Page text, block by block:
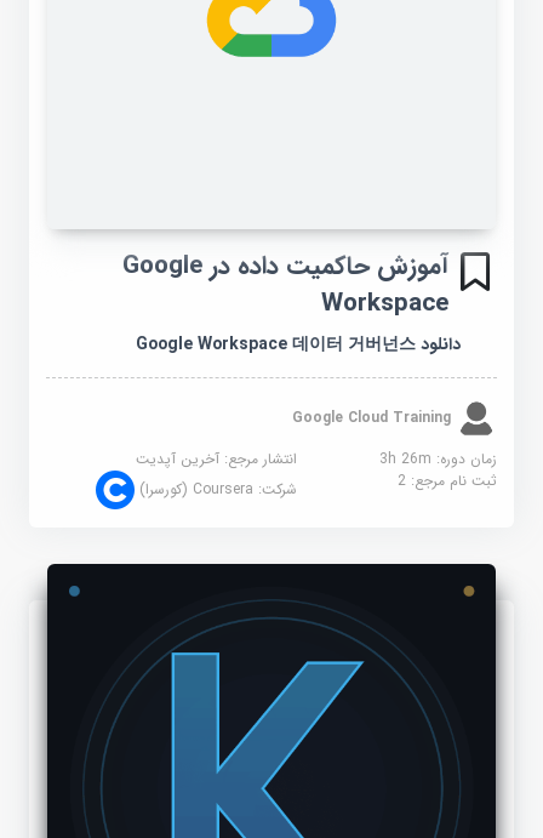
آموزش حاکمیت داده در Google
Workspace
دانلود Google Workspace 데이터 거버넌스
Google Cloud Training
زمان دوره: 3h 26m
انتشار مرجع:آخرین آپدیت
ثبت نام مرجع:2 شرکت:Coursera (کورسرا)